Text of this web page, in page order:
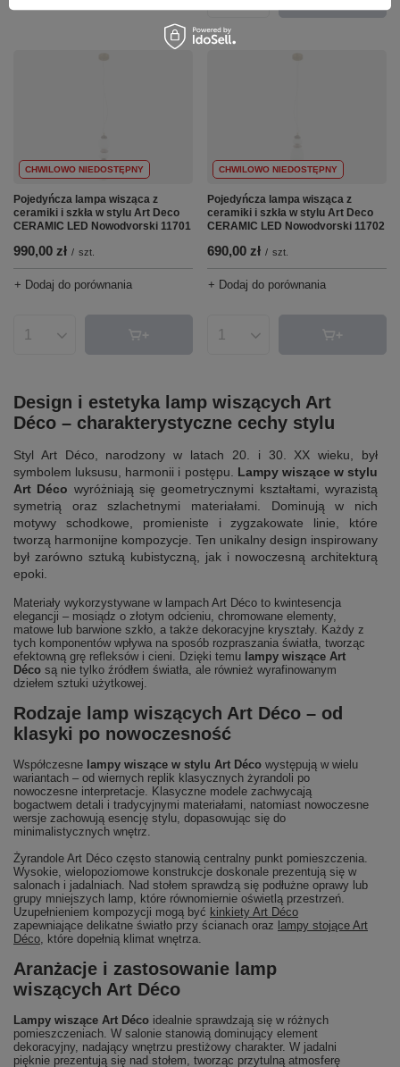
CHWILOWO NIEDOSTĘPNY
Pojedyńcza lampa wisząca z
ceramiki i szkła w stylu Art Deco
CERAMIC LED Nowodvorski 11701
990,00 zł / szt.
+ Dodaj do porównania
Ilość produktów
CHWILOWO NIEDOSTĘPNY
Pojedyńcza lampa wisząca z
ceramiki i szkła w stylu Art Deco
CERAMIC LED Nowodvorski 11702
690,00 zł / szt.
+ Dodaj do porównania
Ilość produktów
Design i estetyka lamp wiszących Art
Déco – charakterystyczne cechy stylu
Styl Art Déco, narodzony w latach 20. i 30. XX wieku, był
symbolem luksusu, harmonii i postępu. Lampy wiszące w stylu
Art Déco wyróżniają się geometrycznymi kształtami, wyrazistą
symetrią oraz szlachetnymi materiałami. Dominują w nich
motywy schodkowe, promieniste i zygzakowate linie, które
tworzą harmonijne kompozycje. Ten unikalny design inspirowany
był zarówno sztuką kubistyczną, jak i nowoczesną architekturą
epoki.
Materiały wykorzystywane w lampach Art Déco to kwintesencja
elegancji – mosiądz o złotym odcieniu, chromowane elementy,
matowe lub barwione szkło, a także dekoracyjne kryształy. Każdy z
tych komponentów wpływa na sposób rozpraszania światła, tworząc
efektowną grę refleksów i cieni. Dzięki temu lampy wiszące Art
Déco są nie tylko źródłem światła, ale również wyrafinowanym
dziełem sztuki użytkowej.
Rodzaje lamp wiszących Art Déco – od
klasyki po nowoczesność
Współczesne lampy wiszące w stylu Art Déco występują w wielu
wariantach – od wiernych replik klasycznych żyrandoli po
nowoczesne interpretacje. Klasyczne modele zachwycają
bogactwem detali i tradycyjnymi materiałami, natomiast nowoczesne
wersje zachowują esencję stylu, dopasowując się do
minimalistycznych wnętrz.
Żyrandole Art Déco często stanowią centralny punkt pomieszczenia.
Wysokie, wielopoziomowe konstrukcje doskonale prezentują się w
salonach i jadalniach. Nad stołem sprawdzą się podłużne oprawy lub
grupy mniejszych lamp, które równomiernie oświetlą przestrzeń.
Uzupełnieniem kompozycji mogą być kinkiety Art Déco
zapewniające delikatne światło przy ścianach oraz lampy stojące Art
Déco, które dopełnią klimat wnętrza.
Aranżacje i zastosowanie lamp
wiszących Art Déco
Lampy wiszące Art Déco idealnie sprawdzają się w różnych
pomieszczeniach. W salonie stanowią dominujący element
dekoracyjny, nadający wnętrzu prestiżowy charakter. W jadalni
pięknie prezentują się nad stołem, tworząc przytulną atmosferę